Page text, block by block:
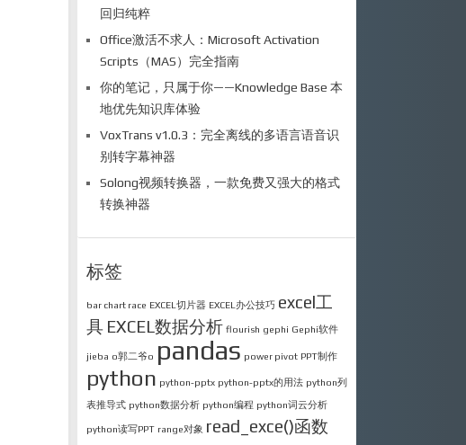
回归纯粹
Office激活不求人：Microsoft Activation
Scripts（MAS）完全指南
你的笔记，只属于你——Knowledge Base 本
地优先知识库体验
VoxTrans v1.0.3：完全离线的多语言语音识
别转字幕神器
Solong视频转换器，一款免费又强大的格式
转换神器
标签
bar chart race EXCEL切片器 EXCEL办公技巧 excel工
具 EXCEL数据分析 flourish gephi Gephi软件
jieba o郭二爷o pandas power pivot PPT制作
python python-pptx python-pptx的用法 python列
表推导式 python数据分析 python编程 python词云分析
python读写PPT range对象 read_exce()函数